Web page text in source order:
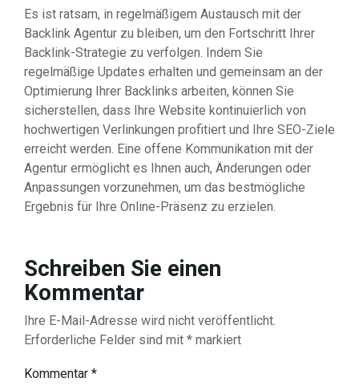
Es ist ratsam, in regelmäßigem Austausch mit der
Backlink Agentur zu bleiben, um den Fortschritt Ihrer
Backlink-Strategie zu verfolgen. Indem Sie
regelmäßige Updates erhalten und gemeinsam an der
Optimierung Ihrer Backlinks arbeiten, können Sie
sicherstellen, dass Ihre Website kontinuierlich von
hochwertigen Verlinkungen profitiert und Ihre SEO-Ziele
erreicht werden. Eine offene Kommunikation mit der
Agentur ermöglicht es Ihnen auch, Änderungen oder
Anpassungen vorzunehmen, um das bestmögliche
Ergebnis für Ihre Online-Präsenz zu erzielen.
Schreiben Sie einen
Kommentar
Ihre E-Mail-Adresse wird nicht veröffentlicht.
Erforderliche Felder sind mit * markiert
Kommentar *